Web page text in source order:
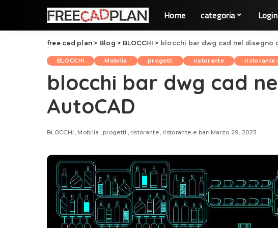
Home categoria Login
free cad plan > Blog > BLOCCHI > blocchi bar dwg cad nel disegno
BLOCCHI Mobilia progetti ristorante ristorante
blocchi bar dwg cad
AutoCAD
BLOCCHI Mobilia progetti ristorante ristorante e bar Marzo 29, 2023